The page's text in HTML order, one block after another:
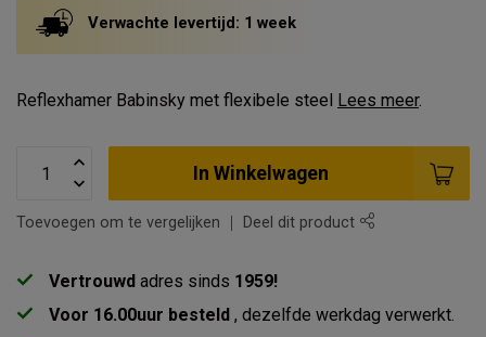
Verwachte levertijd: 1 week
Reflexhamer Babinsky met flexibele steel Lees meer.
In Winkelwagen
Toevoegen om te vergelijken Deel dit product
Vertrouwd adres sinds 1959!
Voor 16.00uur besteld , dezelfde werkdag verwerkt.